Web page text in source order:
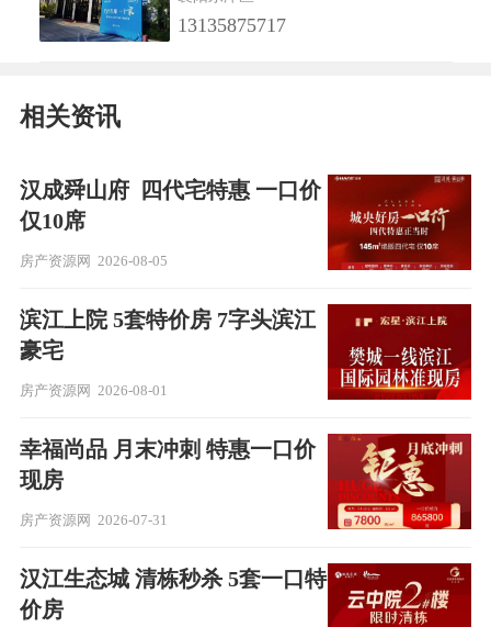
13135875717
相关资讯
汉成舜山府 ​ 四代宅特惠 一口价
仅10席
房产资源网 2026-08-05
滨江上院 5套特价房 7字头滨江
豪宅
房产资源网 2026-08-01
幸福尚品 月末冲刺 特惠一口价
现房
房产资源网 2026-07-31
汉江生态城 清栋秒杀 5套一口特
价房